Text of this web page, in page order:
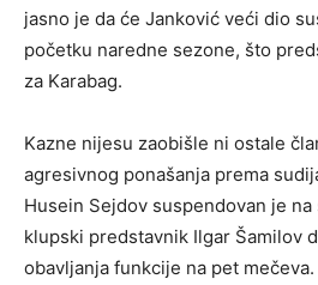
jasno je da će Janković veći dio
početku naredne sezone, što
za Karabag.
Kazne nijesu zaobišle ni ostale
agresivnog ponašanja prema
Husein Sejdov suspendovan je
klupski predstavnik Ilgar Šamilov
obavljanja funkcije na pet mečeva.